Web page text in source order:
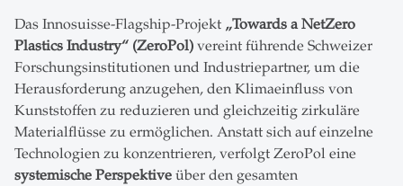
Das Innosuisse-Flagship-Projekt „Towards a NetZero
Plastics Industry“ (ZeroPol) vereint führende Schweizer
Forschungsinstitutionen und Industriepartner, um die
Herausforderung anzugehen, den Klimaeinfluss von
Kunststoffen zu reduzieren und gleichzeitig zirkuläre
Materialflüsse zu ermöglichen. Anstatt sich auf einzelne
Technologien zu konzentrieren, verfolgt ZeroPol eine
systemische Perspektive über den gesamten